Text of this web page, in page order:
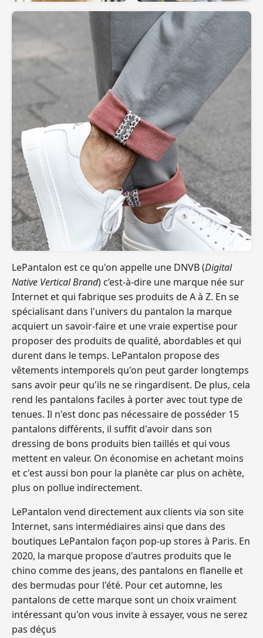
LePantalon est ce qu'on appelle une DNVB (Digital
Native Vertical Brand) c’est-à-dire une marque née sur
Internet et qui fabrique ses produits de A à Z. En se
spécialisant dans l'univers du pantalon la marque
acquiert un savoir-faire et une vraie expertise pour
proposer des produits de qualité, abordables et qui
durent dans le temps. LePantalon propose des
vêtements intemporels qu'on peut garder longtemps
sans avoir peur qu'ils ne se ringardisent. De plus, cela
rend les pantalons faciles à porter avec tout type de
tenues. Il n'est donc pas nécessaire de posséder 15
pantalons différents, il suffit d'avoir dans son
dressing de bons produits bien taillés et qui vous
mettent en valeur. On économise en achetant moins
et c'est aussi bon pour la planète car plus on achète,
plus on pollue indirectement.
LePantalon vend directement aux clients via son site
Internet, sans intermédiaires ainsi que dans des
boutiques LePantalon façon pop-up stores à Paris. En
2020, la marque propose d'autres produits que le
chino comme des jeans, des pantalons en flanelle et
des bermudas pour l'été. Pour cet automne, les
pantalons de cette marque sont un choix vraiment
intéressant qu'on vous invite à essayer, vous ne serez
pas déçus